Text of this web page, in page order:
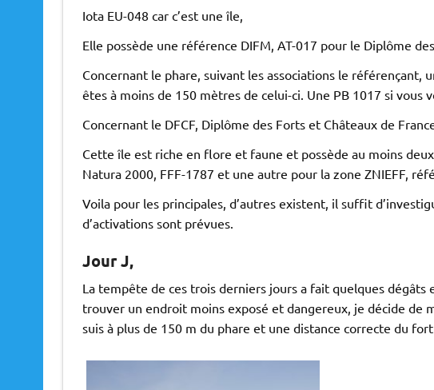
Iota EU-048 car c’est une île,
Elle possède une référence DIFM, AT-017 pour le Diplôme
Concernant le phare, suivant les associations le référençant,
êtes à moins de 150 mètres de celui-ci. Une PB 1017 si vous
Concernant le DFCF, Diplôme des Forts et Châteaux de
Cette île est riche en flore et faune et possède au moins
Natura 2000, FFF-1787 et une autre pour la zone ZNIEFF,
Voila pour les principales, d’autres existent, il suffit
d’activations sont prévues.
Jour J,
La tempête de ces trois derniers jours a fait quelques dégâts
trouver un endroit moins exposé et dangereux, je décide de
suis à plus de 150 m du phare et une distance correcte du